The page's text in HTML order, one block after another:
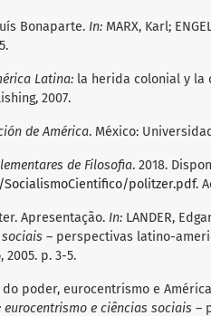
Bonaparte. In: MARX, Karl;
Latina: la herida colonial y la
2007.
de América. México:
de Filosofia. 2018.
politzer.pdf.
Apresentação. In: LANDER,
– perspectivas latino-
2005. p. 3-5.
do poder, eurocentrismo e
e ciências sociais –